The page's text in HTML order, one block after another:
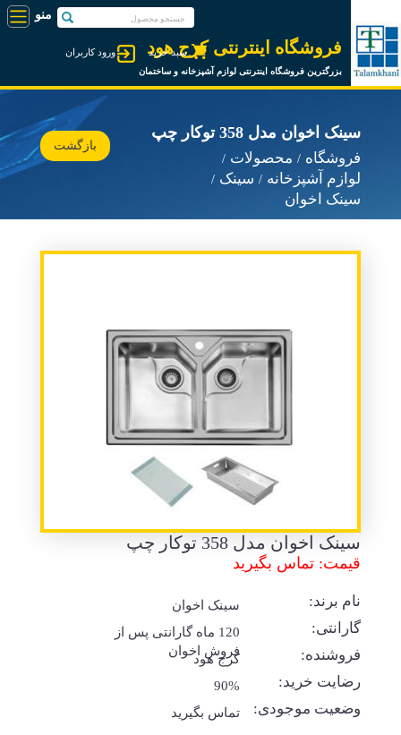
فروشگاه اینترنتی کرج هود
بزرگترین فروشگاه اینترنتی لوازم آشپزخانه و ساختمان
ورود کاربران سبد خرید
سینک اخوان مدل 358 توکار چپ
فروشگاه
محصولات
لوازم آشپزخانه
سینک
سینک اخوان
بازگشت
سینک اخوان مدل 358 توکار چپ
قیمت: تماس بگیرید
نام برند: سینک اخوان
گارانتی:
120 ماه گارانتی پس از
فروش اخوان
فروشنده: کرج هود
رضایت خرید: 90%
وضعیت موجودی: تماس بگیرید